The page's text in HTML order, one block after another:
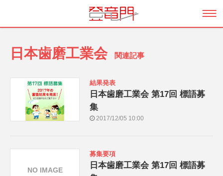
日本歯磨工業会 関連記事
結果発表
日本歯磨工業会 第17回 標語募
集
2017/12/05 10:00
募集要項
日本歯磨工業会 第17回 標語募
NO IMAGE